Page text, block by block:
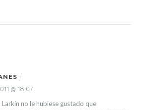
@ 18:07
Larkin no le hubiese gustado que